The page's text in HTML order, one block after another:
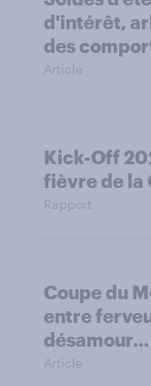
d'intérêt,
des
Article
Kick-Off
fièvre de la
Rapport
Coupe du
entre ferveur,
désamour…
Article